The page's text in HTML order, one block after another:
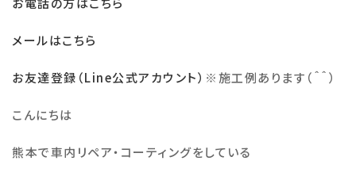
施工例
会社概要
メールはこちら
お友達登録（Line公式アカウント） ※施工例あります（＾＾）
こんにちは
熊本で車内リペア・コーティングをしている